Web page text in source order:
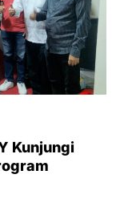
Kunjungi